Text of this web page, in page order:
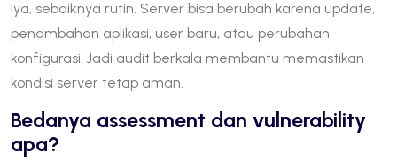
Iya, sebaiknya rutin. Server bisa berubah karena update,
penambahan aplikasi, user baru, atau perubahan
konfigurasi. Jadi audit berkala membantu memastikan
kondisi server tetap aman.
Bedanya assessment dan vulnerability
apa?